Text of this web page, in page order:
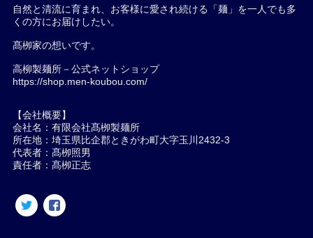
自然と清流に育まれ、お客様に愛され続ける「麺」を一人でも多
くの方にお届けしたい。
髙栁家の想いです。
高柳製麺所－公式ネットショップ
https://shop.men-koubou.com/
【会社概要】
会社名：有限会社髙栁製麺所
所在地：埼玉県比企郡ときがわ町大字玉川2432-3
代表者：髙栁照男
責任者：髙栁正志